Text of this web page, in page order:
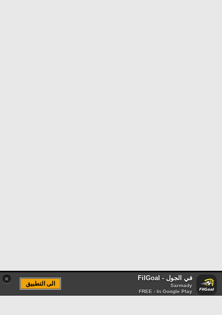
× في الجول - FilGoal
Sarmady
FREE - In Google Play
الى التطبيق